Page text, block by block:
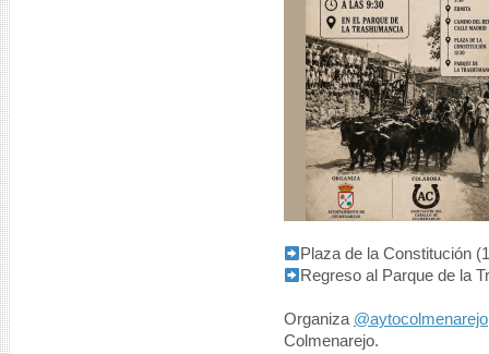
Plaza de la Constitución
Regreso al Parque de la
Organiza @aytocolmenarejo
Colmenarejo.